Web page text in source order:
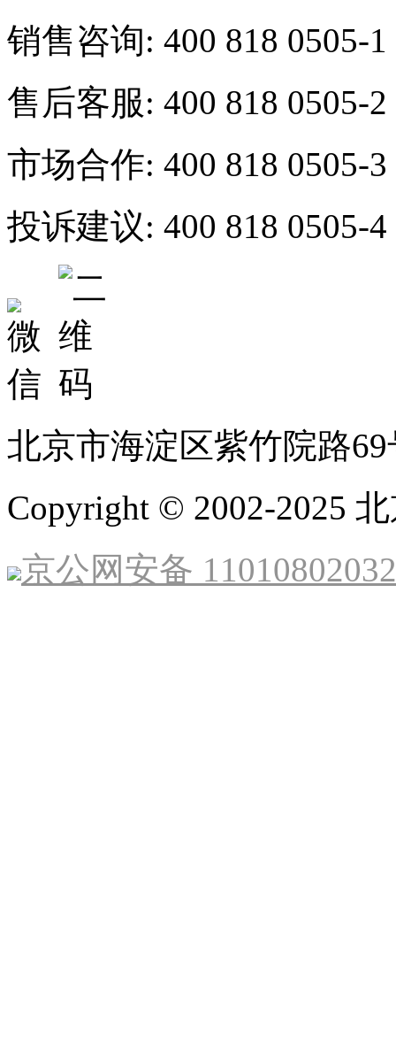
销售咨询: 400 818 0505-1
售后客服: 400 818 0505-2
市场合作: 400 818 0505-3
投诉建议: 400 818 0505-4
北京市海淀区紫竹院路
Copyright © 2002-2025
京公网安备